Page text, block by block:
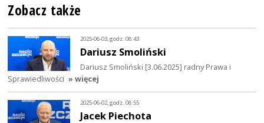
Zobacz także
2025-06-03, godz. 08:43
Dariusz Smoliński
Dariusz Smoliński [3.06.2025] radny Prawa i
Sprawiedliwości » więcej
2025-06-02, godz. 08:55
Jacek Piechota